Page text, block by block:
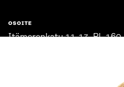
OSOITE
Itämerenkatu 11-13, PL 160,